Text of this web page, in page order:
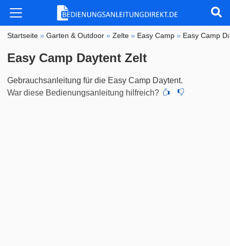
Startseite »Garten & Outdoor »Zelte » Easy Camp » Easy Camp
Easy Camp Daytent Zelt
Gebrauchsanleitung für die Easy Camp Daytent.
War diese Bedienungsanleitung hilfreich?